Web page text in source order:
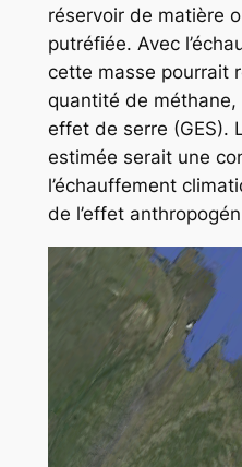
réservoir de matière
putréfiée. Avec
cette masse pourrait
quantité de méthane,
effet de serre (GES).
estimée serait une
l’échauffement
de l’effet